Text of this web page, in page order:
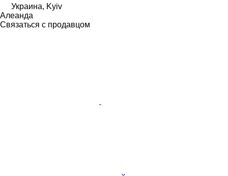
Украина, Kyiv
Алеанда
Связаться с продавцом